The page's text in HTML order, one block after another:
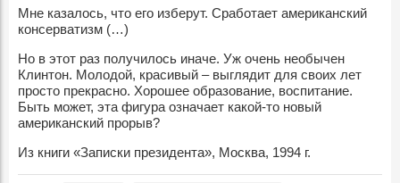
Мне казалось, что его изберут. Сработает американский
консерватизм (…)
Но в этот раз получилось иначе. Уж очень необычен
Клинтон. Молодой, красивый – выглядит для своих лет
просто прекрасно. Хорошее образование, воспитание.
Быть может, эта фигура означает какой-то новый
американский прорыв?
Из книги «Записки президента», Москва, 1994 г.